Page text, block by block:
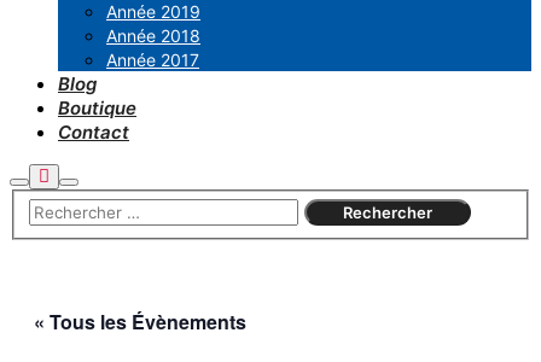
Année 2019
Année 2018
Année 2017
Blog
Boutique
Contact
Rechercher
Plus
d’infos
Menu
principal
« Tous les Évènements